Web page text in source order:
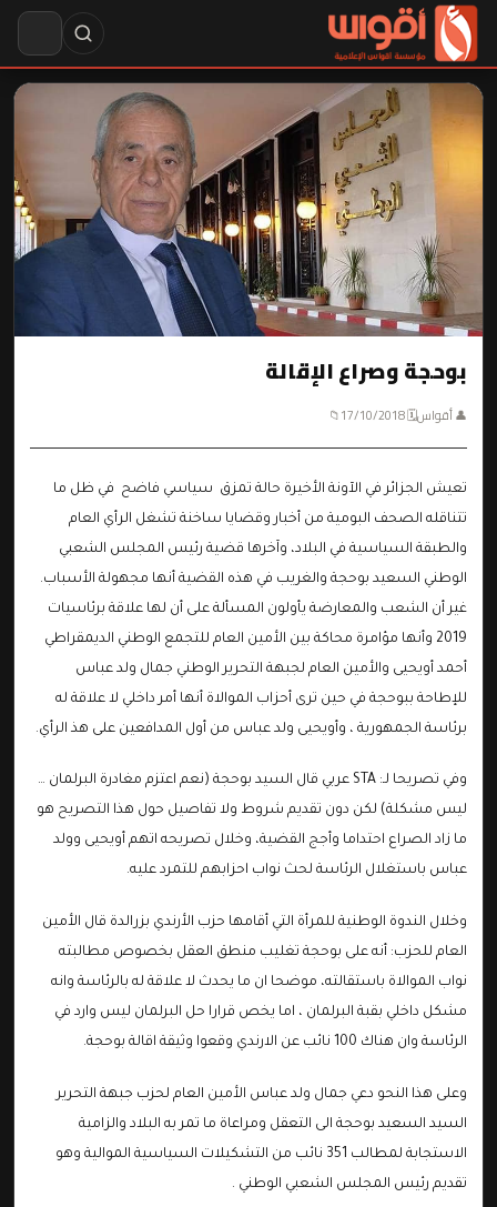
بوحجة وصراع الإقالة
👤 أقواس🗓 17/10/2018
📁
تعيش الجزائر في الآونة الأخيرة حالة تمزق سياسي فاضح في ظل ما
تتناقله الصحف البومية من أخبار وقضايا ساخنة تشغل الرأي العام
والطبقة السياسية في البلاد، وآخرها قضية رئيس المجلس الشعبي
الوطني السعيد بوحجة والغريب في هذه القضية أنها مجهولة الأسباب.
غير أن الشعب والمعارضة يأولون المسألة على أن لها علاقة برئاسيات
2019 وأنها مؤامرة محاكة بين الأمين العام للتجمع الوطني الديمقراطي
أحمد أويحيى والأمين العام لجبهة التحرير الوطني جمال ولد عباس
للإطاحة ببوحجة في حين ترى أحزاب الموالاة أنها أمر داخلي لا علاقة له
برئاسة الجمهورية ، وأويحيى ولد عباس من أول المدافعين على هذ الرأي.
وفي تصريحا لـ: STA عربي قال السيد بوحجة (نعم اعتزم مغادرة البرلمان …
ليس مشكلة) لكن دون تقديم شروط ولا تفاصيل حول هذا التصريح هو
ما زاد الصراع احتداما وأجج القضية، وخلال تصريحه اتهم أويحيى وولد
عباس باستغلال الرئاسة لحث نواب احزابهم للتمرد عليه.
وخلال الندوة الوطنية للمرأة التي أقامها حزب الأرندي بزرالدة قال الأمين
العام للحزب: أنه على بوحجة تغليب منطق العقل بخصوص مطالبته
نواب الموالاة باستقالته، موضحا ان ما يحدث لا علاقة له بالرئاسة وانه
مشكل داخلي بقبة البرلمان ، اما يخص قرارا حل البرلمان ليس وارد في
الرئاسة وان هناك 100 نائب عن الارندي وقعوا وثيقة اقالة بوحجة.
وعلى هذا النحو دعي جمال ولد عباس الأمين العام لحزب جبهة التحرير
السيد السعيد بوحجة الى التعقل ومراعاة ما تمر به البلاد والزامية
الاستجابة لمطالب 351 نائب من التشكيلات السياسية الموالية وهو
تقديم رئيس المجلس الشعبي الوطني .